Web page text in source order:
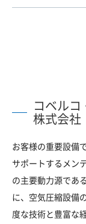
コベル
株式会社
お客様の重要設備
サポートするメン
の主要動力源であ
に、空気圧縮設備
度な技術と豊富な